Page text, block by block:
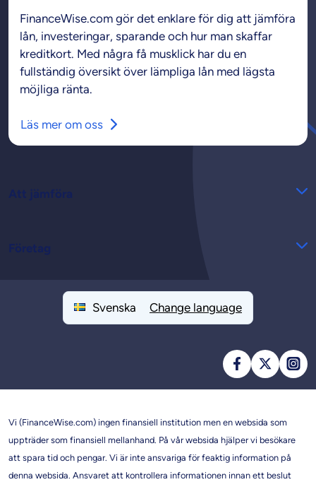
FinanceWise.com gör det enklare för dig att jämföra
lån, investeringar, sparande och hur man skaffar
kreditkort. Med några få musklick har du en
fullständig översikt över lämpliga lån med lägsta
möjliga ränta.
Läs mer om oss
Att jämföra
Företag
Svenska Change language
Vi (FinanceWise.com) ingen finansiell institution men en websida som
uppträder som finansiell mellanhand. På vår websida hjälper vi besökare
att spara tid och pengar. Vi är inte ansvariga för feaktig information på
denna websida. Ansvaret att kontrollera informationen innan ett beslut